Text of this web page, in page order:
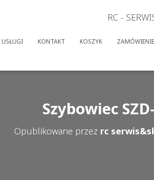
RC -
USŁUGI KONTAKT KOSZYK ZAMÓWIENIE
Szybowiec
Opublikowane przez rc